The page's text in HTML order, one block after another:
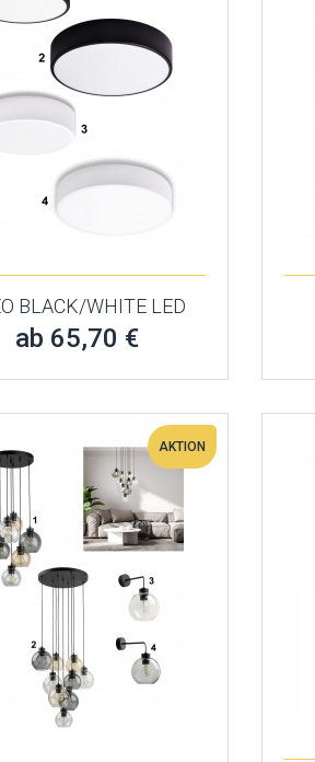
BLACK/WHITE LED
ab 65,70 €
AKTION